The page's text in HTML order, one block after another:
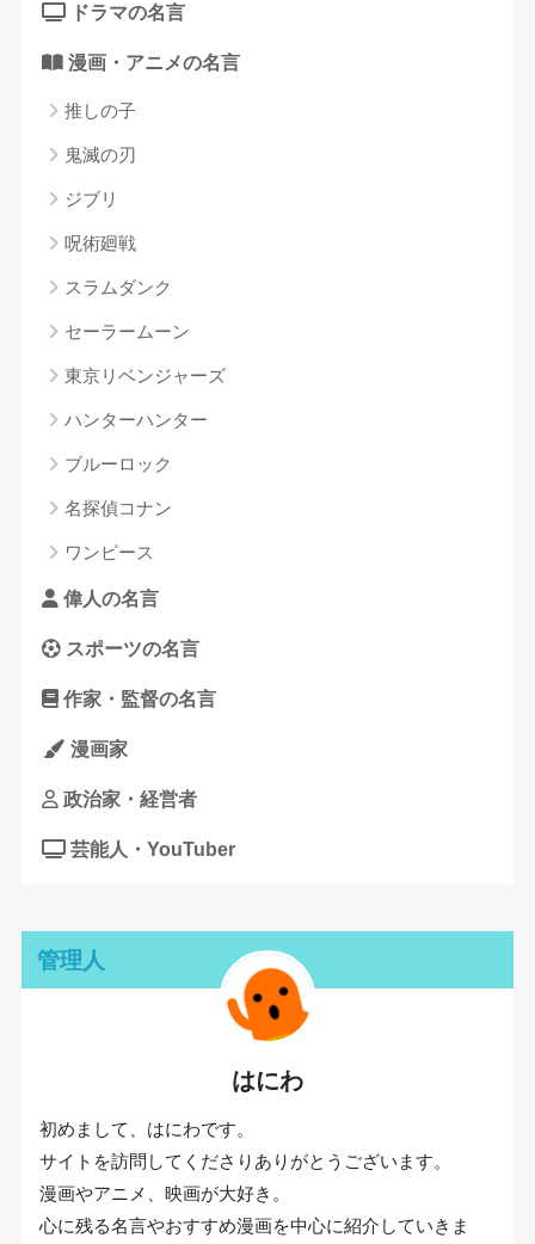
ドラマの名言
漫画・アニメの名言
推しの子
鬼滅の刃
ジブリ
呪術廻戦
スラムダンク
セーラームーン
東京リベンジャーズ
ハンターハンター
ブルーロック
名探偵コナン
ワンピース
偉人の名言
スポーツの名言
作家・監督の名言
漫画家
政治家・経営者
芸能人・YouTuber
管理人
はにわ
初めまして、はにわです。
サイトを訪問してくださりありがとうございます。
漫画やアニメ、映画が大好き。
心に残る名言やおすすめ漫画を中心に紹介していきま